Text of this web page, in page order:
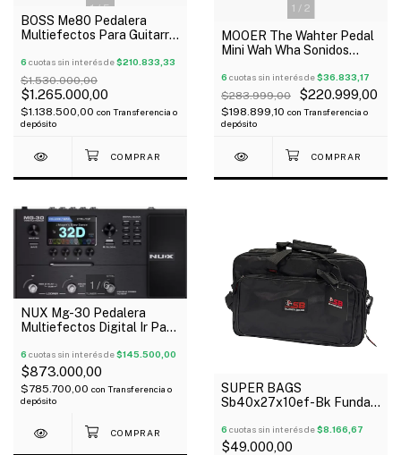
1/5
BOSS Me80 Pedalera
Multiefectos Para Guitarra
6 cuotas sin interés de$210.833,33
$1.530.000,00
$1.265.000,00
$1.138.500,00 con Transferencia o
depósito
1 / 2
MOOER The Wahter Pedal
Mini Wah Wha Sonidos
6 cuotas sin interés de$36.833,17
$283.999,00 $220.999,00
$198.899,10 con Transferencia o
depósito
1 / 6
NUX Mg-30 Pedalera
Multiefectos Digital Ir Para
Oferta!
6 cuotas sin interés de$145.500,00
$873.000,00
$785.700,00 con Transferencia o
depósito
SUPER BAGS
Sb40x27x10ef-Bk Funda
Multiefectos Acolchada
10Mm
6 cuotas sin interés de$8.166,67
$49.000,00